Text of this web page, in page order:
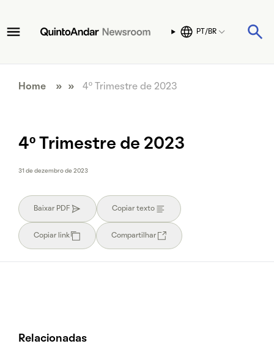
PT/BR
Home » » 4º Trimestre de 2023
4º Trimestre de 2023
31 de dezembro de 2023
Baixar PDF Copiar texto
Copiar link Compartilhar
Relacionadas